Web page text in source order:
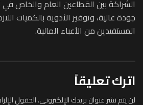
الشراكة بين القطاعين العام والخاص
جودة عالية، وتوفير الأدوية بالكميات
المستفيدين من الأعباء المالية.
اترك تعليقاً
لن يتم نشر عنوان بريدك الإلكتروني.الحقول